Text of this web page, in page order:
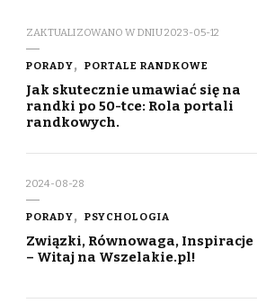
ZAKTUALIZOWANO W DNIU2023-05-12
PORADY PORTALE RANDKOWE
Jak skutecznie umawiać się na
randki po 50-tce: Rola portali
randkowych.
2024-08-28
PORADY PSYCHOLOGIA
Związki, Równowaga, Inspiracje
– Witaj na Wszelakie.pl!